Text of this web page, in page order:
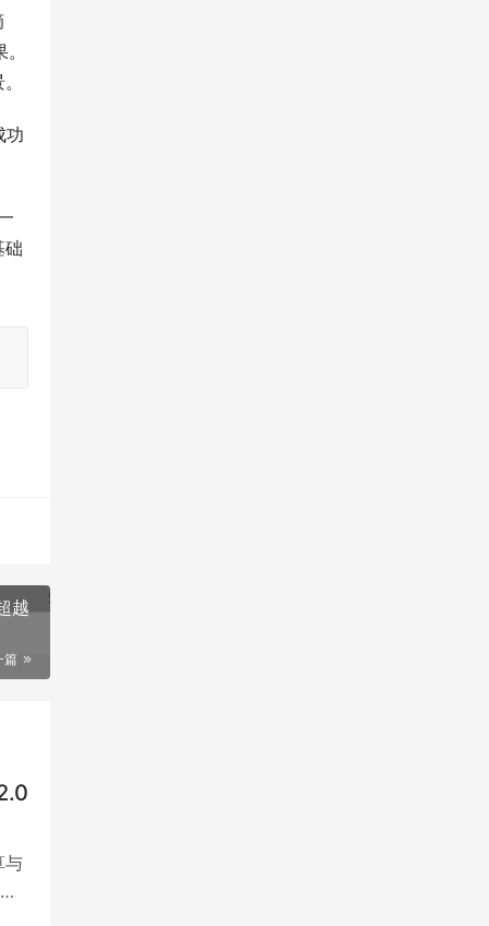
功
础
越
篇
与